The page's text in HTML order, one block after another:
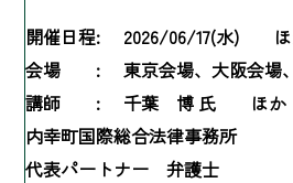
開催日程:
2026/06/17(水)
会場 :
東京会場、大阪会場
講師 :
千葉 博 氏 ほか
内幸町国際総合法律事務所
代表パートナー 弁護士